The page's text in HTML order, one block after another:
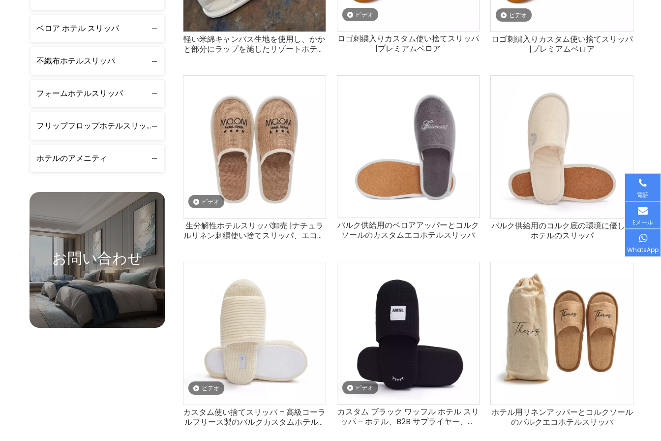
ベロア ホテル スリッパ
不織布ホテルスリッパ
フォームホテルスリッパ
フリップフロップホテルスリッパ
ホテルのアメニティ
お問い合わせ
軽い米綿キャンバス生地を使用し、かか
と部分にラップを施したリゾートホテル
ビデオ
ロゴ刺繍入りカスタム使い捨てスリッパ
|プレミアムベロア
ビデオ
ロゴ刺繍入りカスタム使い捨てスリッパ
|プレミアムベロア
ビデオ
生分解性ホテルスリッパ卸売 |ナチュラ
ルリネン刺繍使い捨てスリッパ、エココ
バルク供給用のベロアアッパーとコルク
ソールのカスタムエコホテルスリッパ
バルク供給用のコルク底の環境に優しい
ホテルのスリッパ
ビデオ
カスタム使い捨てスリッパ – 高級コーラ
ルフリース製のバルクカスタムホテル&
ビデオ
カスタム ブラック ワッフル ホテル スリ
ッパ – ホテル、B2B サプライヤー、メ
ホテル用リネンアッパーとコルクソール
のバルクエコホテルスリッパ
電話
Eメール
WhatsApp